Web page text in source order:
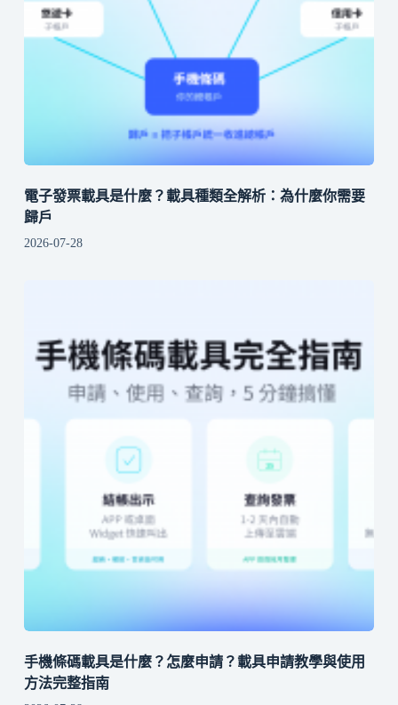
電子發票載具是什麼？載具種類全解析：為什麼你需要
歸戶
2026-07-28
手機條碼載具是什麼？怎麼申請？載具申請教學與使用
方法完整指南